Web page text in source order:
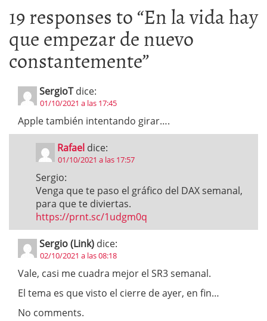
19 responses to “En la vida hay
que empezar de nuevo
constantemente”
SergioT dice:
01/10/2021 a las 17:45
Apple también intentando girar….
Rafael dice:
01/10/2021 a las 17:57
Sergio:
Venga que te paso el gráfico del DAX semanal,
para que te diviertas.
https://prnt.sc/1udgm0q
Sergio (Link) dice:
02/10/2021 a las 08:18
Vale, casi me cuadra mejor el SR3 semanal.
El tema es que visto el cierre de ayer, en fin…
No comments.